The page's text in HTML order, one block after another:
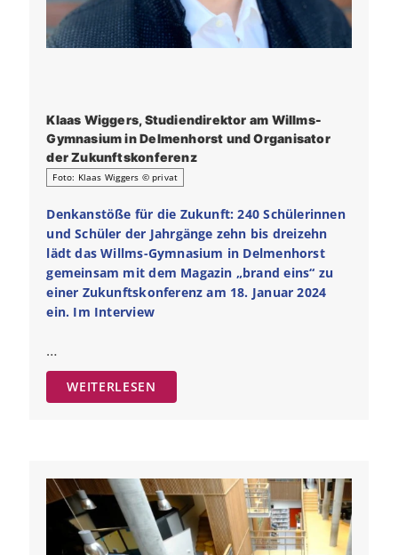
Klaas Wiggers, Studiendirektor am Willms-
Gymnasium in Delmenhorst und Organisator
der Zukunftskonferenz
Foto: Klaas Wiggers © privat
Denkanstöße für die Zukunft: 240 Schülerinnen
und Schüler der Jahrgänge zehn bis dreizehn
lädt das Willms-Gymnasium in Delmenhorst
gemeinsam mit dem Magazin „brand eins“ zu
einer Zukunftskonferenz am 18. Januar 2024
ein. Im Interview
…
WEITERLESEN